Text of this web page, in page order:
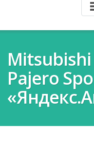
Pajero